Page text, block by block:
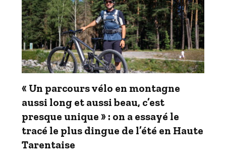
« Un parcours vélo en montagne
aussi long et aussi beau, c’est
presque unique » : on a essayé le
tracé le plus dingue de l’été en Haute
Tarentaise